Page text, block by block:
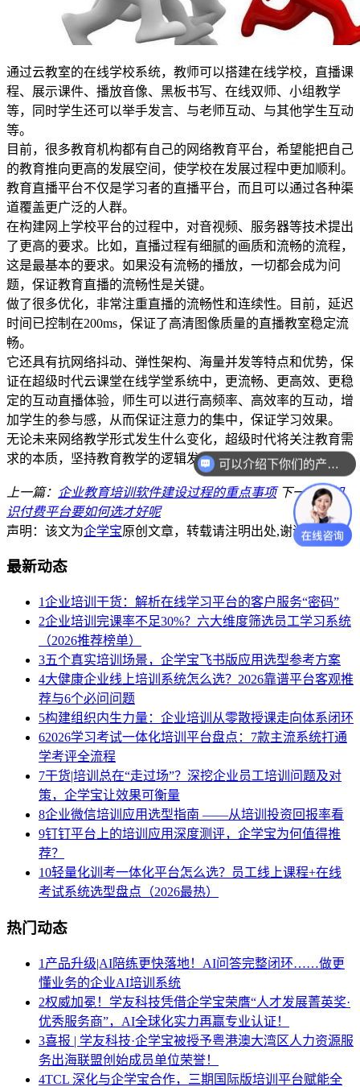
通过云教室的在线学校系统，教师可以搭建在线学校，直播课
程、展示课件、播放音像、黑板书写、在线双师、小组教学
等，同时学生还可以举手发言、与老师互动、与其他学生互动
等。
目前，很多教育机构都有自己的网络教育平台，希望能把自己
的教育推向更高的发展空间，使学校在发展过程中更加顺利。
教育直播平台不仅是学习者的直播平台，而且可以通过各种渠
道覆盖更广泛的人群。
在构建网上学校平台的过程中，对音视频、服务器等技术提出
了更高的要求。比如，直播过程有细腻的画质和流畅的流程，
这是最基本的要求。如果没有流畅的播放，一切都会成为问
题，保证教育直播的流畅性是关键。
做了很多优化，非常注重直播的流畅性和连续性。目前，延迟
时间已控制在200ms，保证了高清图像质量的直播教室稳定流
畅。
它还具有抗网络抖动、弹性架构、海量并发等特点和优势，保
证在超级时代云课堂在线学堂系统中，更流畅、更高效、更稳
定的互动直播体验，师生可以进行高频率、高效率的互动，增
加学生的参与感，从而保证注意力的集中，保证学习效果。
无论未来网络教学形式发生什么变化，超级时代将关注教育需
求的本质，坚持教育教学的逻辑发展。
上一篇： 企业教育培训软件建设过程的重点事项 下一篇：知
识付费平台要如何选才好呢
声明：该文为企学宝原创文章，转载请注明出处,谢谢合作！
最新动态
1企业培训干货：解析在线学习平台的客户服务“密码”
2企业培训完课率不足30%？六大维度筛选员工学习系统
（2026推荐榜单）
3五个真实培训场景，企学宝飞书版应用选型参考方案
4大健康企业线上培训系统怎么选？2026靠谱平台客观推
荐与6个必问问题
5构建组织内生力量：企业培训从零散授课走向体系闭环
62026学习考试一体化培训平台盘点：7款主流系统打通
学考评全流程
7干货|培训总在“走过场”？深挖企业员工培训问题及对
策，企学宝让效果可衡量
8企业微信培训应用选型指南 ——从培训投资回报率看
9钉钉平台上的培训应用深度测评，企学宝为何值得推
荐？
10轻量化训考一体化平台怎么选？员工线上课程+在线
考试系统选型盘点（2026最热）
热门动态
1 产品升级|AI陪练更快落地！AI问答完整闭环……做更
懂业务的企业AI培训系统
2权威加冕！学友科技凭借企学宝荣膺“人才发展菁英奖·
优秀服务商”，AI全球化实力再赢专业认证！
3喜报 | 学友科技·企学宝被授予粤港澳大湾区人力资源服
务出海联盟创始成员单位荣誉！
4TCL 深化与企学宝合作，三期国际版培训平台赋能全
可以介绍下你们的产品么？